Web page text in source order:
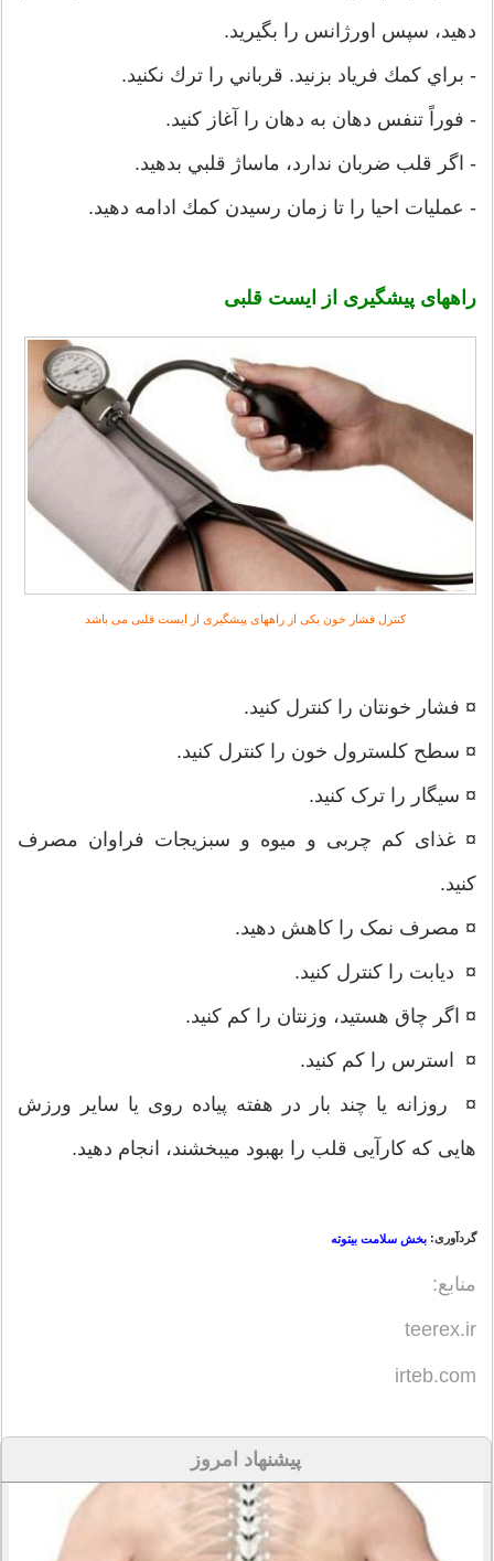
دهيد، سپس‌ اورژانس‌ را بگيريد.
- براي‌ كمك‌ فرياد بزنيد. قرباني‌ را ترك‌ نكنيد.
- فوراً تنفس‌ دهان‌ به‌ دهان‌ را آغاز كنيد.
- اگر قلب‌ ضربان‌ ندارد، ماساژ قلبي‌ بدهيد.
- عمليات‌ احيا را تا زمان‌ رسيدن‌ كمك‌ ادامه‌ دهيد.
راههای پیشگیری از ایست قلبی
کنترل فشار خون یکی از راههای پیشگیری از ایست قلبی می باشد
¤ فشار خونتان را کنترل کنید.
¤ سطح کلسترول خون را کنترل کنید.
¤ سیگار را ترک کنید.
¤ غذای کم چربی و میوه و سبزیجات فراوان مصرف
کنید.
¤ مصرف نمک را کاهش دهید.
¤ دیابت را کنترل کنید.
¤ اگر چاق هستید، وزنتان را کم کنید.
¤ استرس را کم کنید.
¤ روزانه یا چند بار در هفته پیاده روی یا سایر ورزش
هایی که کارآیی قلب را بهبود میبخشند، انجام دهید.
گردآوری: بخش سلامت بیتوته
منابع:
teerex.ir
irteb.com
پیشنهاد امروز